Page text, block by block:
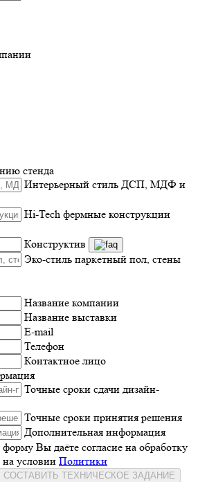
стенда
Интерьерный стиль ДСП, МДФ и
Hi-Tech фермные конструкции
Конструктив
Эко-стиль паркетный пол, стены
Название компании
Название выставки
E-mail
Телефон
Контактное лицо
Точные сроки сдачи дизайн-
Точные сроки принятия решения
Дополнительная информация
Вы даёте согласие на обработку
условии Политики
СОСТАВИТЬ ТЕХНИЧЕСКОЕ ЗАДАНИЕ